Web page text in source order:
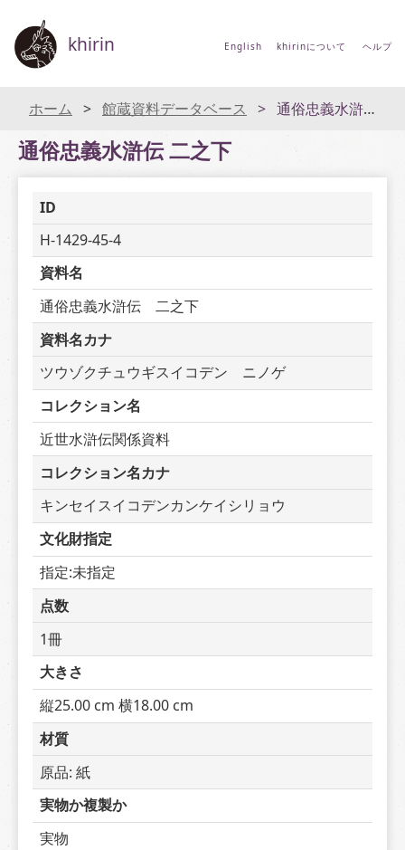
khirin English khirinについて ヘルプ
ホーム 館蔵資料データベース 通俗忠義水滸伝 二之下
通俗忠義水滸伝 二之下
ID
H-1429-45-4
資料名
通俗忠義水滸伝　二之下
資料名カナ
ツウゾクチュウギスイコデン　ニノゲ
コレクション名
近世水滸伝関係資料
コレクション名カナ
キンセイスイコデンカンケイシリョウ
文化財指定
指定:未指定
点数
1冊
大きさ
縦25.00 cm 横18.00 cm
材質
原品: 紙
実物か複製か
実物